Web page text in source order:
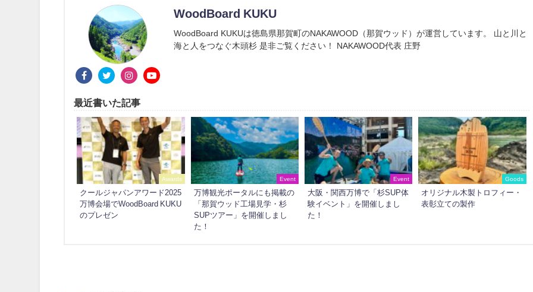
WoodBoard KUKU
WoodBoard KUKUは徳島県那賀町のNAKAWOOD（那賀ウッド）が運営しています。 山と川と
海と人をつなぐ木頭杉 是非ご覧ください！ NAKAWOOD代表 庄野
最近書いた記事
Awards
クールジャパンアワード2025
万博会場でWoodBoard KUKU
のプレゼン
Event
万博観光ポータルにも掲載の
「那賀ウッド工場見学・杉
SUPツアー」を開催しまし
た！
Event
大阪・関西万博で「杉SUP体
験イベント」を開催しまし
た！
Goods
オリジナル木製トロフィー・
表彰立ての製作